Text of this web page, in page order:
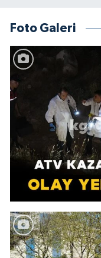
Foto Galeri